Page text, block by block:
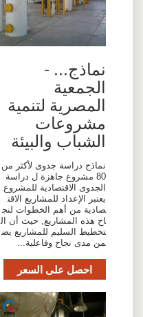
‫نماذج... -
الجمعية
المصرية لتنمية
مشروعات
الشباب والبيئة
نماذج دراسة جدوى لأكثر من
80 مشروع جاهزة ل دراسة
الجدوى الاقتصادية للمشروع
يعتبر الإعداد للمشاريع الاقت
صادية من أهم الخطوات لنج
اح هذه المشاريع, حيث أن ال
تخطيط السليم للمشاريع يض
من مدى نجاح وفاعلية...
احصل على السعر